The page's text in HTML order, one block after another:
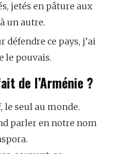
jetés en pâture aux
un autre.
défendre ce pays, j’ai
le pouvais.
de l’Arménie ?
le seul au monde.
parler en notre nom